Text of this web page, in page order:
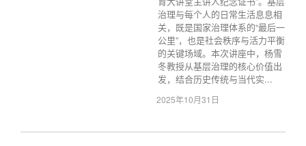
治理与每个人的日常生活息息相
关，既是国家治理体系的“最后一
公里”，也是社会秩序与活力平衡
的关键场域。本次讲座中，杨雪
冬教授从基层治理的核心价值出
发，结合历史传统与当代实...
2025年10月31日